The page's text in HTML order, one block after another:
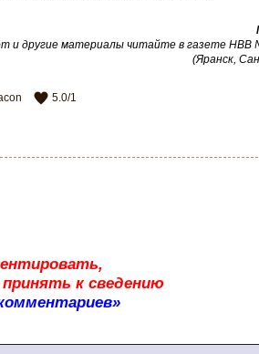
и другие материалы читайте в газете НВВ
(Яранск,
5.0/1
к сведению